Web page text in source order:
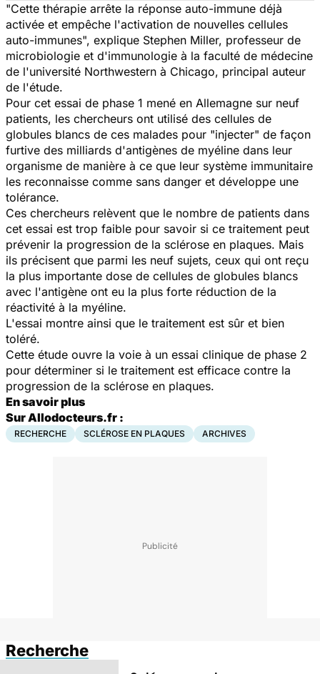
"Cette thérapie arrête la réponse auto-immune déjà
activée et empêche l'activation de nouvelles cellules
auto-immunes", explique Stephen Miller, professeur de
microbiologie et d'immunologie à la faculté de médecine
de l'université Northwestern à Chicago, principal auteur
de l'étude.
Pour cet essai de phase 1 mené en Allemagne sur neuf
patients, les chercheurs ont utilisé des cellules de
globules blancs de ces malades pour "injecter" de façon
furtive des milliards d'antigènes de myéline dans leur
organisme de manière à ce que leur système immunitaire
les reconnaisse comme sans danger et développe une
tolérance.
Ces chercheurs relèvent que le nombre de patients dans
cet essai est trop faible pour savoir si ce traitement peut
prévenir la progression de la sclérose en plaques. Mais
ils précisent que parmi les neuf sujets, ceux qui ont reçu
la plus importante dose de cellules de globules blancs
avec l'antigène ont eu la plus forte réduction de la
réactivité à la myéline.
L'essai montre ainsi que le traitement est sûr et bien
toléré.
Cette étude ouvre la voie à un essai clinique de phase 2
pour déterminer si le traitement est efficace contre la
progression de la sclérose en plaques.
En savoir plus
Sur Allodocteurs.fr :
RECHERCHE SCLÉROSE EN PLAQUES ARCHIVES
Recherche